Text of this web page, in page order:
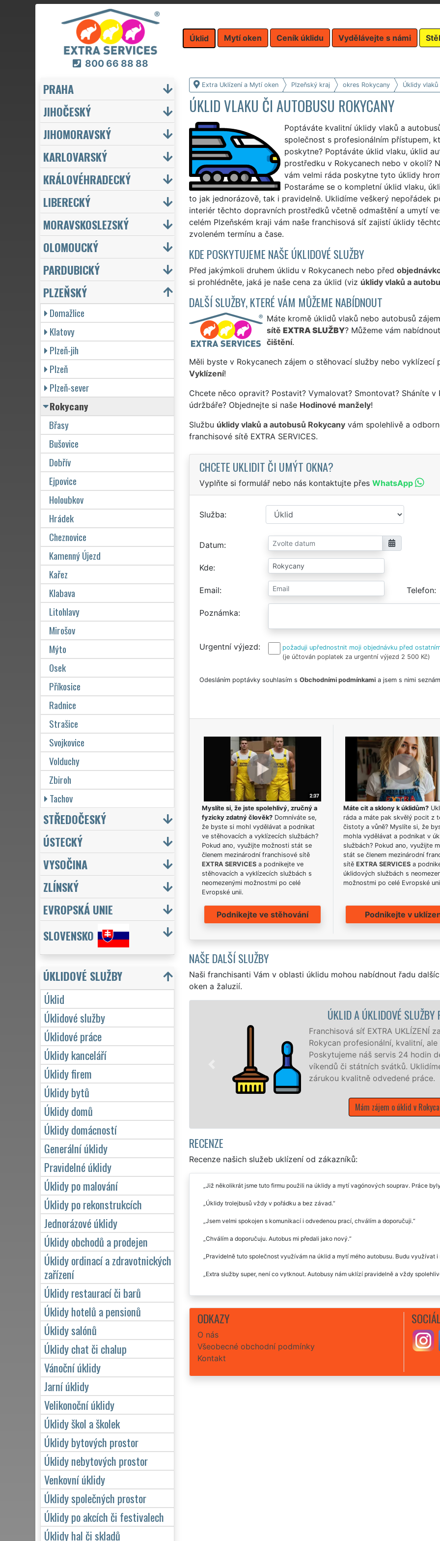
800 66 88 88
Úklid Mytí oken Ceník úklidu Vydělávejte s námi
Extra Uklízení a Mytí oken Plzeňský kraj okres Rokycany Úklidy
ÚKLID VLAKU ČI AUTOBUSU ROKYCANY
Poptáváte kvalitní úklidy vlaků a
společnost s profesionálním přístupem,
poskytne? Poptáváte úklid vlaku, úklid
prostředku v Rokycanech nebo v okolí?
vám velmi ráda poskytne tyto úklidy
Postaráme se o kompletní úklid vlaku,
to jak jednorázově, tak i pravidelně. Uklidíme veškerý nepořádek
interiér těchto dopravních prostředků včetně odmaštění a umytí
celém Plzeňském kraji vám naše franchisová síť zajistí úklidy
zvoleném termínu a čase.
KDE POSKYTUJEME NAŠE ÚKLIDOVÉ SLUŽBY
Před jakýmkoli druhem úklidu v Rokycanech nebo před
si prohlédněte, jaká je naše cena za úklid (viz úklidy vlaků a
DALŠÍ SLUŽBY, KTERÉ VÁM MŮŽEME NABÍDNOUT
Máte kromě úklidů vlaků nebo autobusů
sítě EXTRA SLUŽBY? Můžeme vám
čištění.
Měli byste v Rokycanech zájem o stěhovací služby nebo vyklízecí
Vyklízení!
Chcete něco opravit? Postavit? Vymalovat? Smontovat? Sháníte
údržbáře? Objednejte si naše Hodinové manžely!
Službu úklidy vlaků a autobusů Rokycanyvám spolehlivě a
franchisové sítě EXTRA SERVICES.
CHCETE UKLIDIT ČI UMÝT OKNA?
Vyplňte si formulář nebo nás kontaktujte přes WhatsApp
Služba
Datum
Kde
Email Telefon
Poznámka
Urgentní výjezd
požaduji upřednostnit moji objednávku před
(je účtován poplatek za urgentní výjezd 2 500 Kč)
Odesláním poptávky souhlasím s Obchodními podmínkamia jsem s nimi
Myslíte si, že jste spolehlivý, zručný a
fyzicky zdatný člověk?Domníváte se,
že byste si mohl vydělávat a podnikat
ve stěhovacích a vyklízecích službách?
Pokud ano, využijte možnosti stát se
členem mezinárodní franchisové sítě
EXTRA SERVICESa podnikejte ve
stěhovacích a vyklízecích službách s
neomezenými možnostmi po celé
Evropské unii.
Podnikejte ve stěhování
Máte cit a sklony k úklidům?
ráda a máte pak skvělý pocit z
čistoty a vůně? Myslíte si, že
mohla vydělávat a podnikat v
službách? Pokud ano, využijte
stát se členem mezinárodní
sítě EXTRA SERVICESa
úklidových službách s
možnostmi po celé Evropské
Podnikejte v
NAŠE DALŠÍ SLUŽBY
Naši franchisanti Vám v oblasti úklidu mohou nabídnout řadu
oken a žaluzií.
ÚKLID A ÚKLIDOVÉ SLUŽBY ROKYCANY
Franchisová síť EXTRA UKLÍZENÍ zajišťuje v
Rokycan profesionální, kvalitní, ale levný úklid
Poskytujeme náš servis 24 hodin denně, 7 dní v
víkendů či státních svátků. Uklidíme vše, co
zárukou kvalitně odvedené práce.
Mám zájem o úklid v Rokycanech
RECENZE
Recenze našich služeb uklízení od zákazníků:
Již několikrát jsme tuto firmu použili na úklidy a mytí vagónových souprav. Práce
Úklidy trolejbusů vždy v pořádku a bez závad.
Jsem velmi spokojen s komunikací i odvedenou prací, chválím a doporučuji.
Chválím a doporučuju. Autobus mi předali jako nový.
Pravidelně tuto společnost využívám na úklid a mytí mého autobusu. Budu využívat
Extra služby super, není co vytknout. Autobusy nám uklízí pravidelně a vždy
ODKAZY
O nás
Všeobecné obchodní podmínky
Kontakt
PRAHA
JIHOČESKÝ
JIHOMORAVSKÝ
KARLOVARSKÝ
KRÁLOVÉHRADECKÝ
LIBERECKÝ
MORAVSKOSLEZSKÝ
OLOMOUCKÝ
PARDUBICKÝ
PLZEŇSKÝ
Domažlice
Klatovy
Plzeň-jih
Plzeň
Plzeň-sever
Rokycany
Břasy
Bušovice
Dobřív
Ejpovice
Holoubkov
Hrádek
Cheznovice
Kamenný Újezd
Kařez
Klabava
Litohlavy
Mirošov
Mýto
Osek
Příkosice
Radnice
Strašice
Svojkovice
Volduchy
Zbiroh
Tachov
STŘEDOČESKÝ
ÚSTECKÝ
VYSOČINA
ZLÍNSKÝ
EVROPSKÁ UNIE
SLOVENSKO
ÚKLIDOVÉ SLUŽBY
Úklid
Úklidové služby
Úklidové práce
Úklidy kanceláří
Úklidy firem
Úklidy bytů
Úklidy domů
Úklidy domácností
Generální úklidy
Pravidelné úklidy
Úklidy po malování
Úklidy po rekonstrukcích
Jednorázové úklidy
Úklidy obchodů a prodejen
Úklidy ordinací a zdravotnických
zařízení
Úklidy restaurací či barů
Úklidy hotelů a pensionů
Úklidy salónů
Úklidy chat či chalup
Vánoční úklidy
Jarní úklidy
Velikonoční úklidy
Úklidy škol a školek
Úklidy bytových prostor
Úklidy nebytových prostor
Venkovní úklidy
Úklidy společných prostor
Úklidy po akcích či festivalech
Úklidy hal či skladů